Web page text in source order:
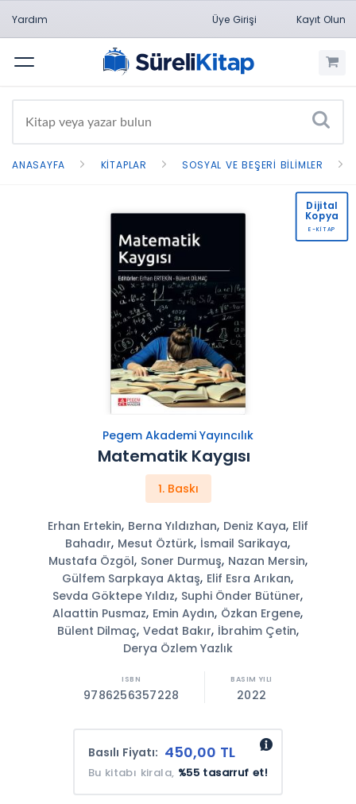
Yardım Üye Girişi Kayıt Olun
Menü
ANASAYFA KITAPLAR SOSYAL VE BEŞERI BILIMLER
Pegem Akademi Yayıncılık
Matematik Kaygısı
1. Baskı
Erhan Ertekin, Berna Yıldızhan, Deniz Kaya, Elif
Bahadır, Mesut Öztürk, İsmail Sarikaya,
Mustafa Özgöl, Soner Durmuş, Nazan Mersin,
Gülfem Sarpkaya Aktaş, Elif Esra Arıkan,
Sevda Göktepe Yıldız, Suphi Önder Bütüner,
Alaattin Pusmaz, Emin Aydın, Özkan Ergene,
Bülent Dilmaç, Vedat Bakır, İbrahim Çetin,
Derya Özlem Yazlık
9786256357228 2022
Basılı Fiyatı: 450,00 TL
Bu kitabı kirala, %55 tasarruf et!
Dijital
Kopya
E-KİTAP